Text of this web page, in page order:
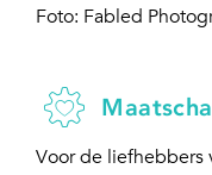
Foto: Fabled
Voor de liefhebbers